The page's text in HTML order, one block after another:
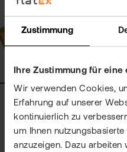
Zustimmung
Ihre Zustimmung für
Wir verwenden Cookies,
Erfahrung auf unserer
kontinuierlich zu
um Ihnen
anzuzeigen. Dazu